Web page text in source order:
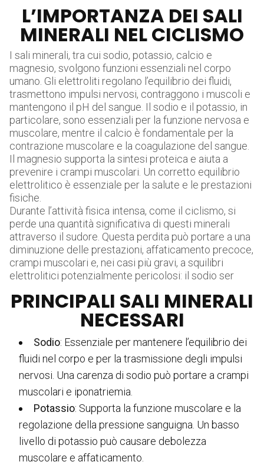
L’IMPORTANZA DEI SALI
MINERALI NEL CICLISMO
I sali minerali, tra cui sodio, potassio, calcio e
magnesio, svolgono funzioni essenziali nel corpo
umano. Gli elettroliti regolano l’equilibrio dei fluidi,
trasmettono impulsi nervosi, contraggono i muscoli e
mantengono il pH del sangue. Il sodio e il potassio, in
particolare, sono essenziali per la funzione nervosa e
muscolare, mentre il calcio è fondamentale per la
contrazione muscolare e la coagulazione del sangue.
Il magnesio supporta la sintesi proteica e aiuta a
prevenire i crampi muscolari. Un corretto equilibrio
elettrolitico è essenziale per la salute e le prestazioni
fisiche.
Durante l’attività fisica intensa, come il ciclismo, si
perde una quantità significativa di questi minerali
attraverso il sudore. Questa perdita può portare a una
diminuzione delle prestazioni, affaticamento precoce,
crampi muscolari e, nei casi più gravi, a squilibri
elettrolitici potenzialmente pericolosi: il sodio ser
PRINCIPALI SALI MINERALI
NECESSARI
Sodio: Essenziale per mantenere l’equilibrio dei
fluidi nel corpo e per la trasmissione degli impulsi
nervosi. Una carenza di sodio può portare a crampi
muscolari e iponatriemia.
Potassio: Supporta la funzione muscolare e la
regolazione della pressione sanguigna. Un basso
livello di potassio può causare debolezza
muscolare e affaticamento.